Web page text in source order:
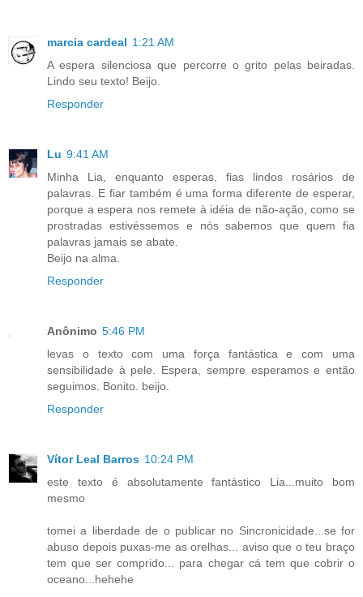
marcia cardeal 1:21 AM
A espera silenciosa que percorre o grito pelas beiradas.
Lindo seu texto! Beijo.
Responder
Lu 9:41 AM
Minha Lia, enquanto esperas, fias lindos rosários de
palavras. E fiar também é uma forma diferente de esperar,
porque a espera nos remete à idéia de não-ação, como se
prostradas estivéssemos e nós sabemos que quem fia
palavras jamais se abate.
Beijo na alma.
Responder
Anônimo 5:46 PM
levas o texto com uma força fantástica e com uma
sensibilidade à pele. Espera, sempre esperamos e então
seguimos. Bonito. beijo.
Responder
Vítor Leal Barros 10:24 PM
este texto é absolutamente fantástico Lia...muito bom
mesmo
tomei a liberdade de o publicar no Sincronicidade...se for
abuso depois puxas-me as orelhas... aviso que o teu braço
tem que ser comprido... para chegar cá tem que cobrir o
oceano...hehehe